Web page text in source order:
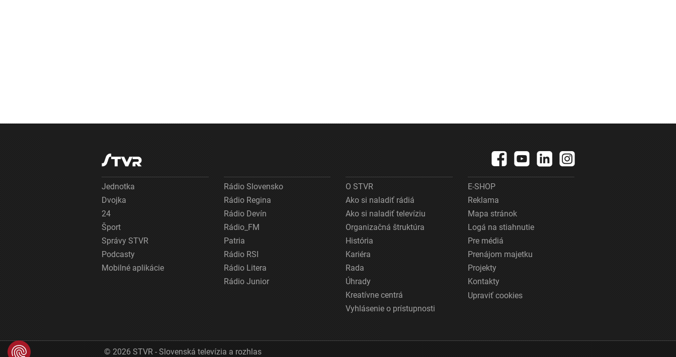
Jednotka
Dvojka
24
Šport
Správy STVR
Podcasty
Mobilné aplikácie
Rádio Slovensko
Rádio Regina
Rádio Devín
Rádio_FM
Patria
Rádio RSI
Rádio Litera
Rádio Junior
O STVR
Ako si naladiť rádiá
Ako si naladiť televíziu
Organizačná štruktúra
História
Kariéra
Rada
Úhrady
Kreatívne centrá
Vyhlásenie o prístupnosti
E-SHOP
Reklama
Mapa stránok
Logá na stiahnutie
Pre médiá
Prenájom majetku
Projekty
Kontakty
Upraviť cookies
© 2026 STVR - Slovenská televízia a rozhlas